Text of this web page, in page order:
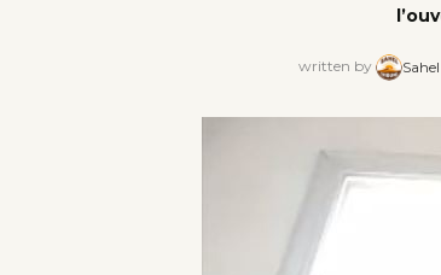
written by